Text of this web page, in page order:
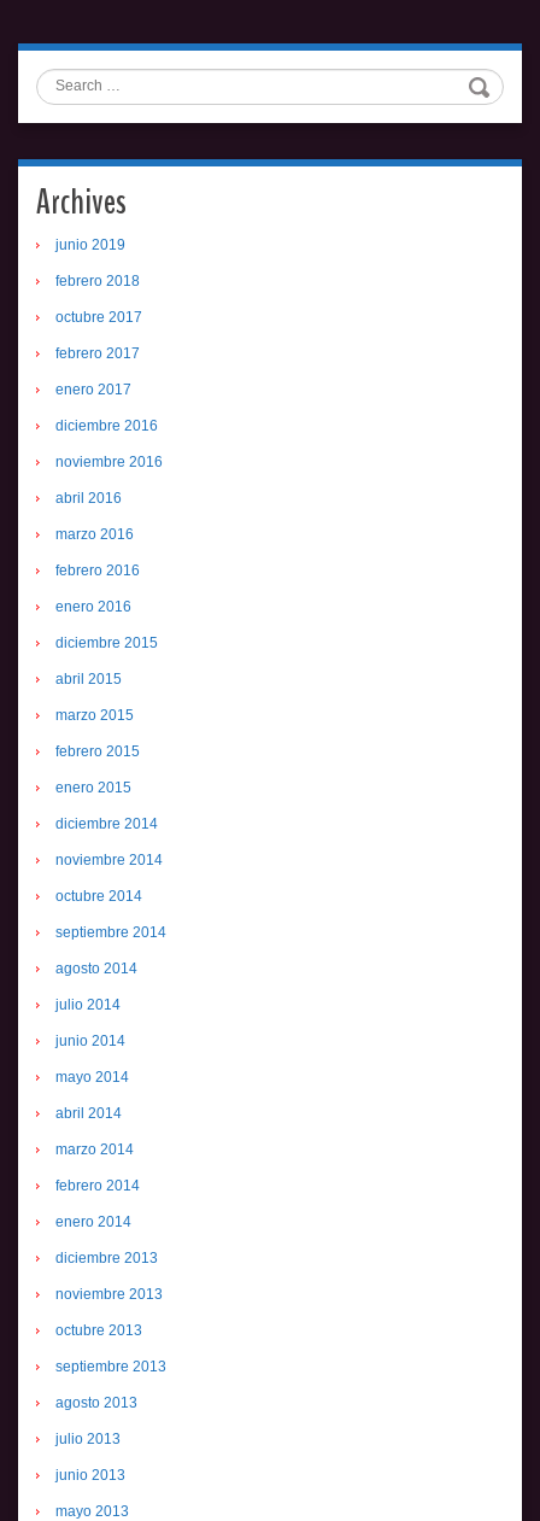
Search
Archives
junio 2019
febrero 2018
octubre 2017
febrero 2017
enero 2017
diciembre 2016
noviembre 2016
abril 2016
marzo 2016
febrero 2016
enero 2016
diciembre 2015
abril 2015
marzo 2015
febrero 2015
enero 2015
diciembre 2014
noviembre 2014
octubre 2014
septiembre 2014
agosto 2014
julio 2014
junio 2014
mayo 2014
abril 2014
marzo 2014
febrero 2014
enero 2014
diciembre 2013
noviembre 2013
octubre 2013
septiembre 2013
agosto 2013
julio 2013
junio 2013
mayo 2013